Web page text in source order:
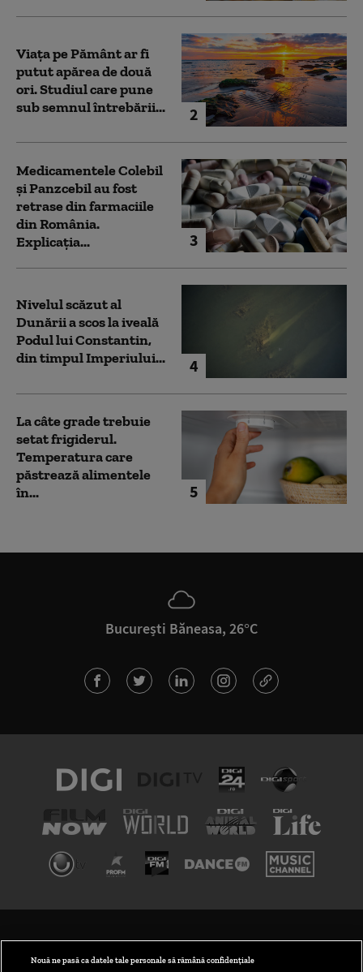
2
Viața pe Pământ ar fi
putut apărea de două
ori. Studiul care pune
sub semnul întrebării...
3
Medicamentele Colebil
și Panzcebil au fost
retrase din farmaciile
din România.
Explicația...
4
Nivelul scăzut al
Dunării a scos la iveală
Podul lui Constantin,
din timpul Imperiului...
5
La câte grade trebuie
setat frigiderul.
Temperatura care
păstrează alimentele
în...
București Băneasa, 26°C
Nouă ne pasă ca datele tale personale să rămână confidențiale